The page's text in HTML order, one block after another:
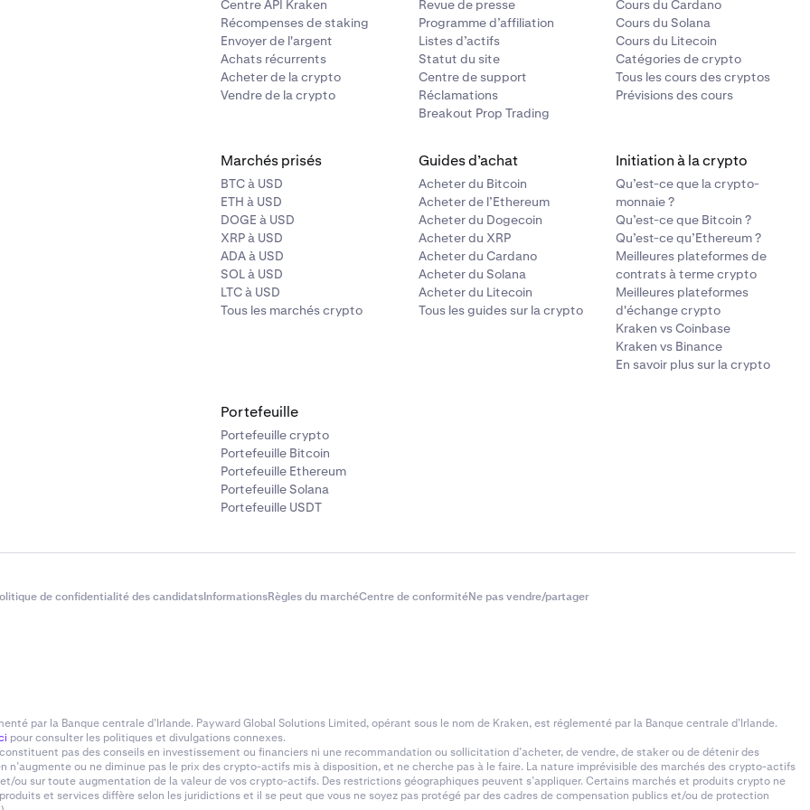
Centre API Kraken
Récompenses de staking
Envoyer de l'argent
Achats récurrents
Acheter de la crypto
Vendre de la crypto
Revue de presse
Programme d’affiliation
Listes d’actifs
Statut du site
Centre de support
Réclamations
Breakout Prop Trading
Cours du Cardano
Cours du Solana
Cours du Litecoin
Catégories de crypto
Tous les cours des cryptos
Prévisions des cours
Marchés prisés
BTC à USD
ETH à USD
DOGE à USD
XRP à USD
ADA à USD
SOL à USD
LTC à USD
Tous les marchés crypto
Guides d’achat
Acheter du Bitcoin
Acheter de l’Ethereum
Acheter du Dogecoin
Acheter du XRP
Acheter du Cardano
Acheter du Solana
Acheter du Litecoin
Tous les guides sur la crypto
Initiation à la crypto
Qu’est-ce que la crypto-
monnaie ?
Qu’est-ce que Bitcoin ?
Qu’est-ce qu’Ethereum ?
Meilleures plateformes de
contrats à terme crypto
Meilleures plateformes
d'échange crypto
Kraken vs Coinbase
Kraken vs Binance
En savoir plus sur la crypto
Portefeuille
Portefeuille crypto
Portefeuille Bitcoin
Portefeuille Ethereum
Portefeuille Solana
Portefeuille USDT
de confidentialité des candidatsInformationsRègles du marchéCentre de conformitéNe pas vendre/partager
par la Banque centrale d’Irlande. Payward Global Solutions Limited, opérant sous le nom de Kraken, est réglementé par la Banque centrale d’Irlande.
pour consulter les politiques et divulgations connexes.
pas des conseils en investissement ou financiers ni une recommandation ou sollicitation d’acheter, de vendre, de staker ou de détenir des
ou ne diminue pas le prix des crypto-actifs mis à disposition, et ne cherche pas à le faire. La nature imprévisible des marchés des crypto-actifs
ou sur toute augmentation de la valeur de vos crypto-actifs. Des restrictions géographiques peuvent s’appliquer. Certains marchés et produits crypto ne
et services diffère selon les juridictions et il se peut que vous ne soyez pas protégé par des cadres de compensation publics et/ou de protection